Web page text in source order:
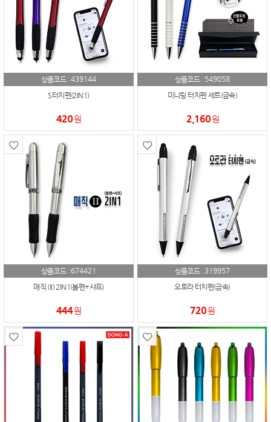
상품코드 :439144
S터치펜(2IN1)
420원
상품코드 : 549058
미니링 터치펜 세트(금속)
2,160원
상품코드 : 674421
매직 (II) 2IN1(볼펜+샤프)
444원
상품코드 : 319957
오로라 터치펜(금속)
720원